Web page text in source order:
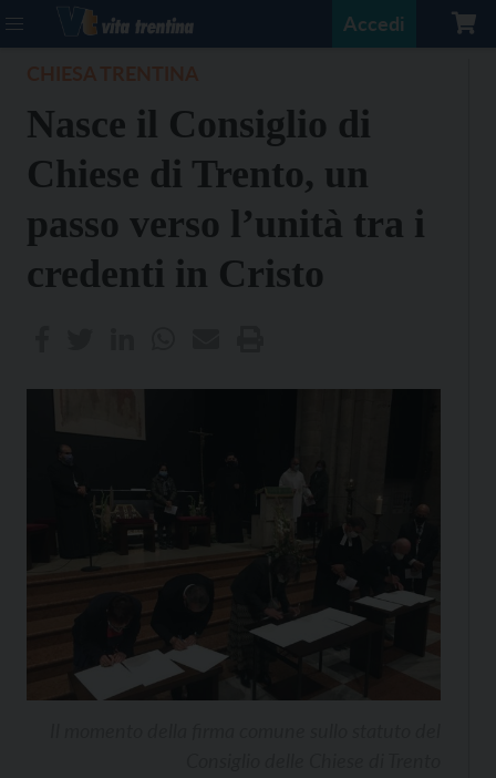
Accedi
Nasce il Consiglio di
Chiese di Trento, un
passo verso l’unità tra i
credenti in Cristo